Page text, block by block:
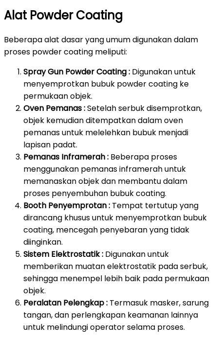
Alat Powder Coating
Beberapa alat dasar yang umum digunakan dalam
proses powder coating meliputi:
Spray Gun Powder Coating : Digunakan untuk
menyemprotkan bubuk powder coating ke
permukaan objek.
Oven Pemanas :Setelah serbuk disemprotkan,
objek kemudian ditempatkan dalam oven
pemanas untuk melelehkan bubuk menjadi
lapisan padat.
Pemanas Inframerah : Beberapa proses
menggunakan pemanas inframerah untuk
memanaskan objek dan membantu dalam
proses penyembuhan bubuk coating.
Booth Penyemprotan : Tempat tertutup yang
dirancang khusus untuk menyemprotkan bubuk
coating, mencegah penyebaran yang tidak
diinginkan.
Sistem Elektrostatik : Digunakan untuk
memberikan muatan elektrostatik pada serbuk,
sehingga menempel lebih baik pada permukaan
objek.
Peralatan Pelengkap : Termasuk masker, sarung
tangan, dan perlengkapan keamanan lainnya
untuk melindungi operator selama proses.